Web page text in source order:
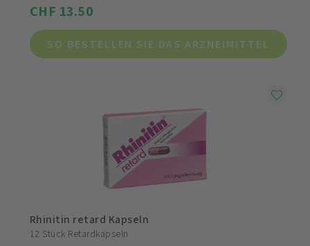
CHF 13.50
SO BESTELLEN SIE DAS ARZNEIMITTEL
Rhinitin retard Kapseln
12 Stück Retardkapseln